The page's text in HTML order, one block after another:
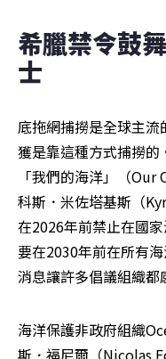
希臘禁令鼓
士
底拖網捕撈是全球主流
獲是靠這種方式捕撈
「我們的海洋」（
科斯．米佐塔基斯（
在2026年前禁止在國
要在2030年前在所有
消息讓許多倡議組織都
海洋保護非政府組織
斯．福尼爾（Nicolas